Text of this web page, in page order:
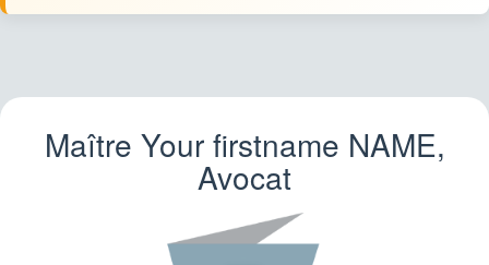
Maître Your firstname NAME,
Avocat